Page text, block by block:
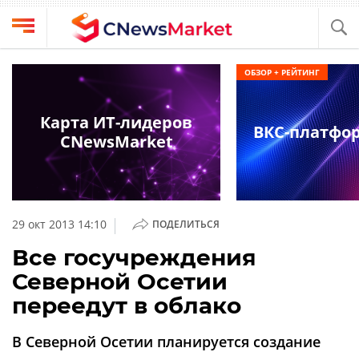
Выбрать
провайдера
Компании
обзоры
кабинет
О
проекте
CNews
Конференции
Техника
29 окт 2013 14:10 | ПОДЕЛИТЬСЯ
Все госучреждения
Северной Осетии
переедут в облако
В Северной Осетии планируется создание
Карта ИТ-лидеров
CNewsMarket
ВКС-
ОБЗОР + РЕЙТИНГ